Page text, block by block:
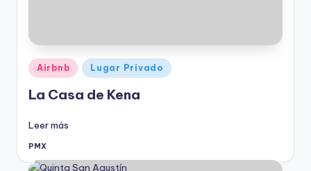
Publicado
en
Airbnb Lugar Privado
La Casa de Kena
Leer más
Publicado
por
PMX